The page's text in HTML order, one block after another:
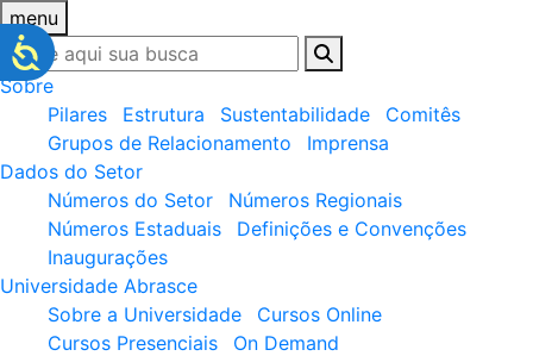
menu
Sobre
Pilares
Estrutura Sustentabilidade
Comitês
Grupos de Relacionamento
Imprensa
Dados do Setor
Números do Setor
Números Regionais
Números Estaduais
Definições e Convenções
Inaugurações
Universidade Abrasce
Sobre a Universidade
Cursos Online
Cursos Presenciais
On Demand